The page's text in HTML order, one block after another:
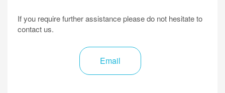
If you require further assistance please do not hesitate to
contact us.
Email